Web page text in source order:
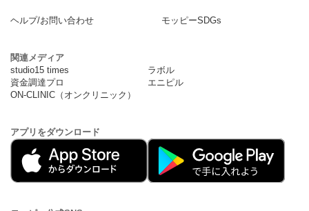
ヘルプ/お問い合わせ モッピーSDGs
関連メディア
studio15 times
ラボル
資金調達プロ
エニピル
ON-CLINIC（オンクリニック）
アプリをダウンロード